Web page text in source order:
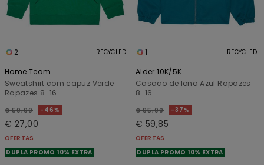
2 RECYCLED
Home Team
Sweatshirt com capuz Verde
Rapazes 8-16
€ 50,00 46%
€ 27,00
OFERTAS
DUPLA PROMO 10% EXTRA
1 RECYCLED
Alder 10K/5K
Casaco de lona Azul Rapazes
8-16
€ 95,00 37%
€ 59,85
OFERTAS
DUPLA PROMO 10% EXTRA